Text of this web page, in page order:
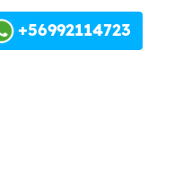
+56992114723